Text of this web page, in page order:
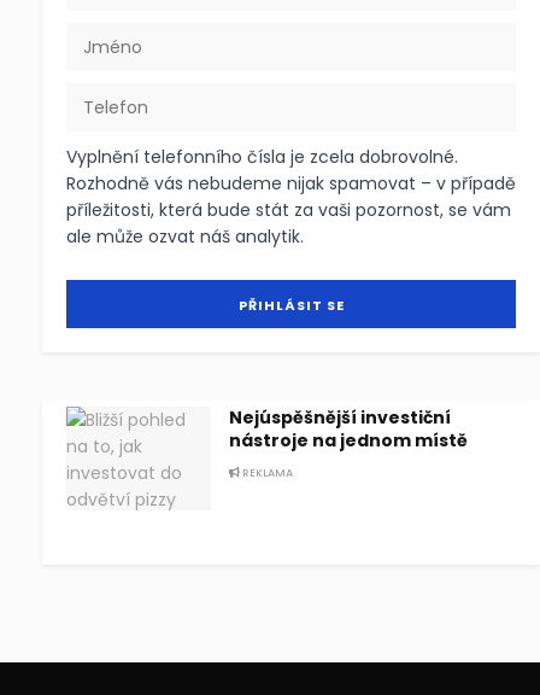
Vyplnění telefonního čísla je zcela dobrovolné.
Rozhodně vás nebudeme nijak spamovat – v případě
příležitosti, která bude stát za vaši pozornost, se vám
ale může ozvat náš analytik.
Nejúspěšnější investiční
nástroje na jednom místě
REKLAMA